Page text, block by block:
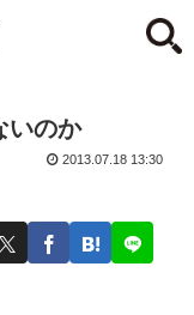
いのか
2013.07.18 13:30